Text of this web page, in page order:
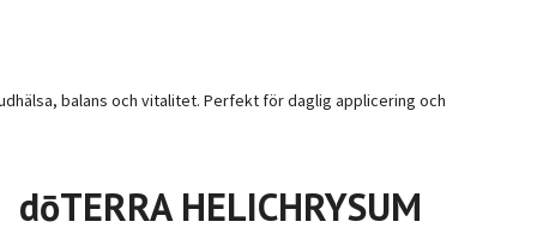
balans och vitalitet. Perfekt för daglig applicering och
dōTERRA HELICHRYSUM